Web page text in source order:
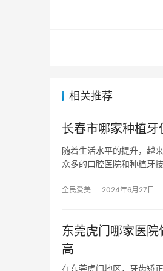
相关推荐
长春市哪家种植
随着生活水平的提升，越
众多的口腔医院和种植牙
全民爱美 2024年6月27日
东莞虎门哪家医
高
在东莞虎门地区，牙齿矫